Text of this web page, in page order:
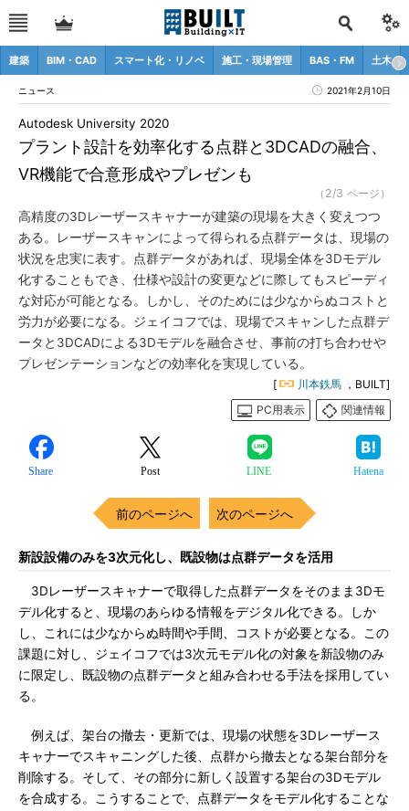
建築 BIM・CAD スマート化・リノベ 施工・現場管理 BAS・FM 土木
ニュース 2021年2月10日
プラント設計を効率化する点群と3DCADの融合、
VR機能で合意形成やプレゼンも
Autodesk University 2020
（2/3 ページ）
高精度の3Dレーザースキャナーが建築の現場を大きく変えつつ
ある。レーザースキャンによって得られる点群データは、現場の
状況を忠実に表す。点群データがあれば、現場全体を3Dモデル
化することもでき、仕様や設計の変更などに際してもスピーディ
な対応が可能となる。しかし、そのためには少なからぬコストと
労力が必要になる。ジェイコフでは、現場でスキャンした点群デ
ータと3DCADによる3Dモデルを融合させ、事前の打ち合わせや
プレゼンテーションなどの効率化を実現している。
[ 川本鉄馬 ，BUILT]
PC用表示
関連情報
Share Post LINE Hatena
前のページへ 次のページへ
新設設備のみを3次元化し、既設物は点群データを活用
3Dレーザースキャナーで取得した点群データをそのまま3Dモ
デル化すると、現場のあらゆる情報をデジタル化できる。しか
し、これには少なからぬ時間や手間、コストが必要となる。この
課題に対し、ジェイコフでは3次元モデル化の対象を新設物のみ
に限定し、既設物の点群データと組み合わせる手法を採用してい
る。
例えば、架台の撤去・更新では、現場の状態を3Dレーザース
キャナーでスキャニングした後、点群から撤去となる架台部分を
削除する。そして、その部分に新しく設置する架台の3Dモデル
を合成する。こうすることで、点群データをモデル化することな